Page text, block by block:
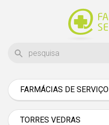
FARMÁCIAS DE SERVIÇO
TORRES VEDRAS